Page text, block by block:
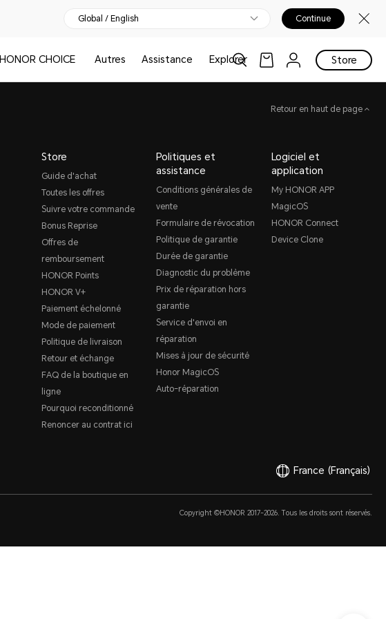
Global / English Continue
HONOR CHOICE Autres Assistance Explorer Store
Retour en haut de page
Store
Guide d'achat
Toutes les offres
Suivre votre commande
Bonus Reprise
Offres de
remboursement
HONOR Points
HONOR V+
Paiement échelonné
Mode de paiement
Politique de livraison
Retour et échange
FAQ de la boutique en
ligne
Pourquoi reconditionné
Renoncer au contrat ici
Politiques et
assistance
Conditions générales de
vente
Formulaire de révocation
Politique de garantie
Durée de garantie
Diagnostic du problème
Prix de réparation hors
garantie
Service d'envoi en
réparation
Mises à jour de sécurité
Honor MagicOS
Auto-réparation
Logiciel et
application
My HONOR APP
MagicOS
HONOR Connect
Device Clone
France (Français)
Copyright ©HONOR 2017-2026. Tous les droits sont réservés.